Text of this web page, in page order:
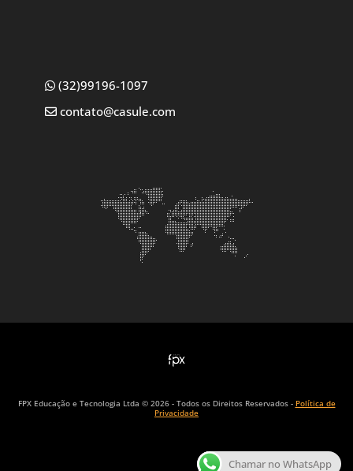
(32)99196-1097
contato@casule.com
FPX Educação e Tecnologia Ltda © 2026 - Todos os Direitos Reservados - Política de
Privacidade
Chamar no WhatsApp